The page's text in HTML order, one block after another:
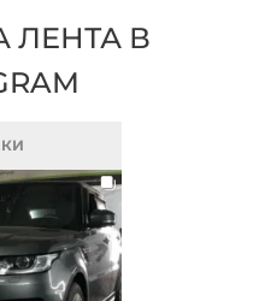
ЛЕНТА В